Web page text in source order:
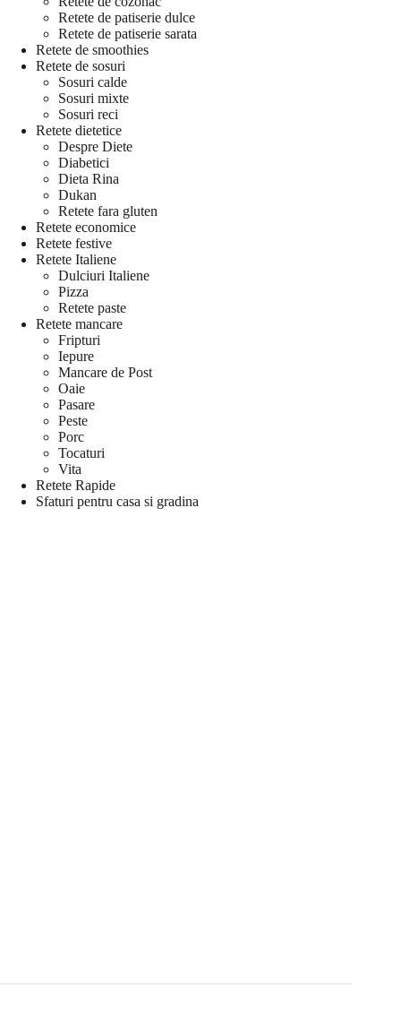
Retete de patiserie dulce
Retete de patiserie sarata
Retete de smoothies
Retete de sosuri
Sosuri calde
Sosuri mixte
Sosuri reci
Retete dietetice
Despre Diete
Diabetici
Dieta Rina
Dukan
Retete fara gluten
Retete economice
Retete festive
Retete Italiene
Dulciuri Italiene
Pizza
Retete paste
Retete mancare
Fripturi
Iepure
Mancare de Post
Oaie
Pasare
Peste
Porc
Tocaturi
Vita
Retete Rapide
Sfaturi pentru casa si gradina